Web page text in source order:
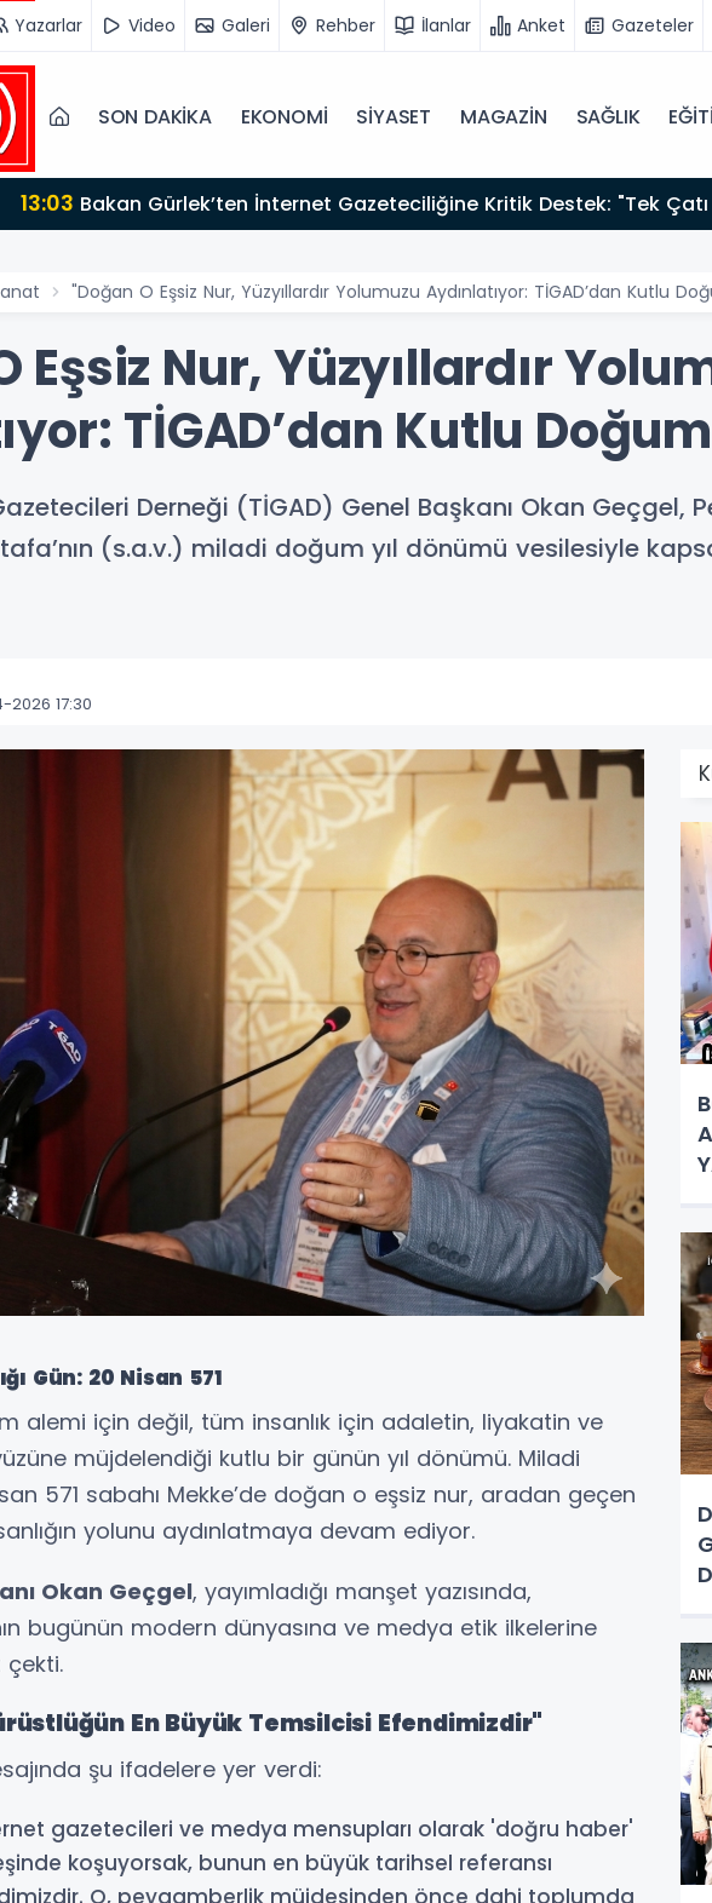
Yazarlar Video Galeri Rehber İlanlar Anket Gazeteler
SON DAKİKA EKONOMİ SİYASET MAGAZİN SAĞLIK
13:03
Düzenlemeye Hazırız"
"Doğan O Eşsiz Nur, Yüzyıllardır Yolumuzu Aydınlatıyor: TİGAD’dan Kutlu
Eşsiz Nur, Yüzyıllardır
TİGAD’dan Kutlu
Derneği (TİGAD) Genel Başkanı Okan Geçgel,
(s.a.v.) miladi doğum yıl dönümü vesilesiyle
17:30
Gün: 20 Nisan 571
alemi için değil, tüm insanlık için adaletin, liyakatin ve
müjdelendiği kutlu bir günün yıl dönümü. Miladi
571 sabahı Mekke’de doğan o eşsiz nur, aradan geçen
yolunu aydınlatmaya devam ediyor.
Okan Geçgel, yayımladığı manşet yazısında,
bugünün modern dünyasına ve medya etik ilkelerine
çekti.
En Büyük Temsilcisi Efendimizdir"
şu ifadelere yer verdi:
gazetecileri ve medya mensupları olarak 'doğru haber'
koşuyorsak, bunun en büyük tarihsel referansı
O, peygamberlik müjdesinden önce dahi toplumda